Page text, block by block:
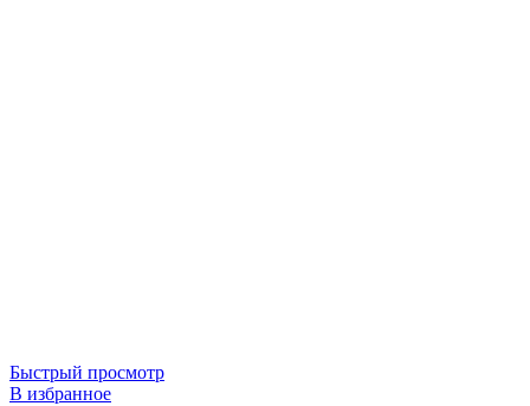
Быстрый просмотр
В избранное